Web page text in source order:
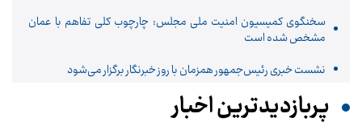
سخنگوی کمیسیون امنیت ملی مجلس: چارچوب کلی تفاهم با عمان
مشخص شده است
نشست خبری رئیس‌جمهور همزمان با روز خبرنگار برگزار می‌شود
پربازدیدترین اخبار